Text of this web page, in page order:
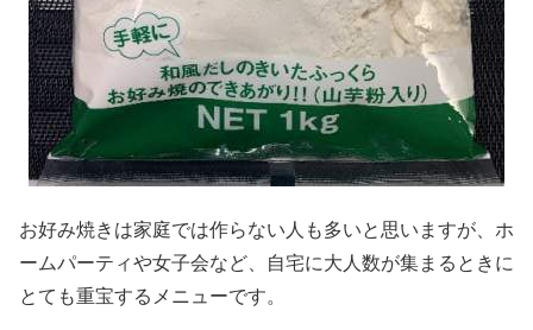
お好み焼きは家庭では作らない人も多いと思いますが、ホ
ームパーティや女子会など、自宅に大人数が集まるときに
とても重宝するメニューです。